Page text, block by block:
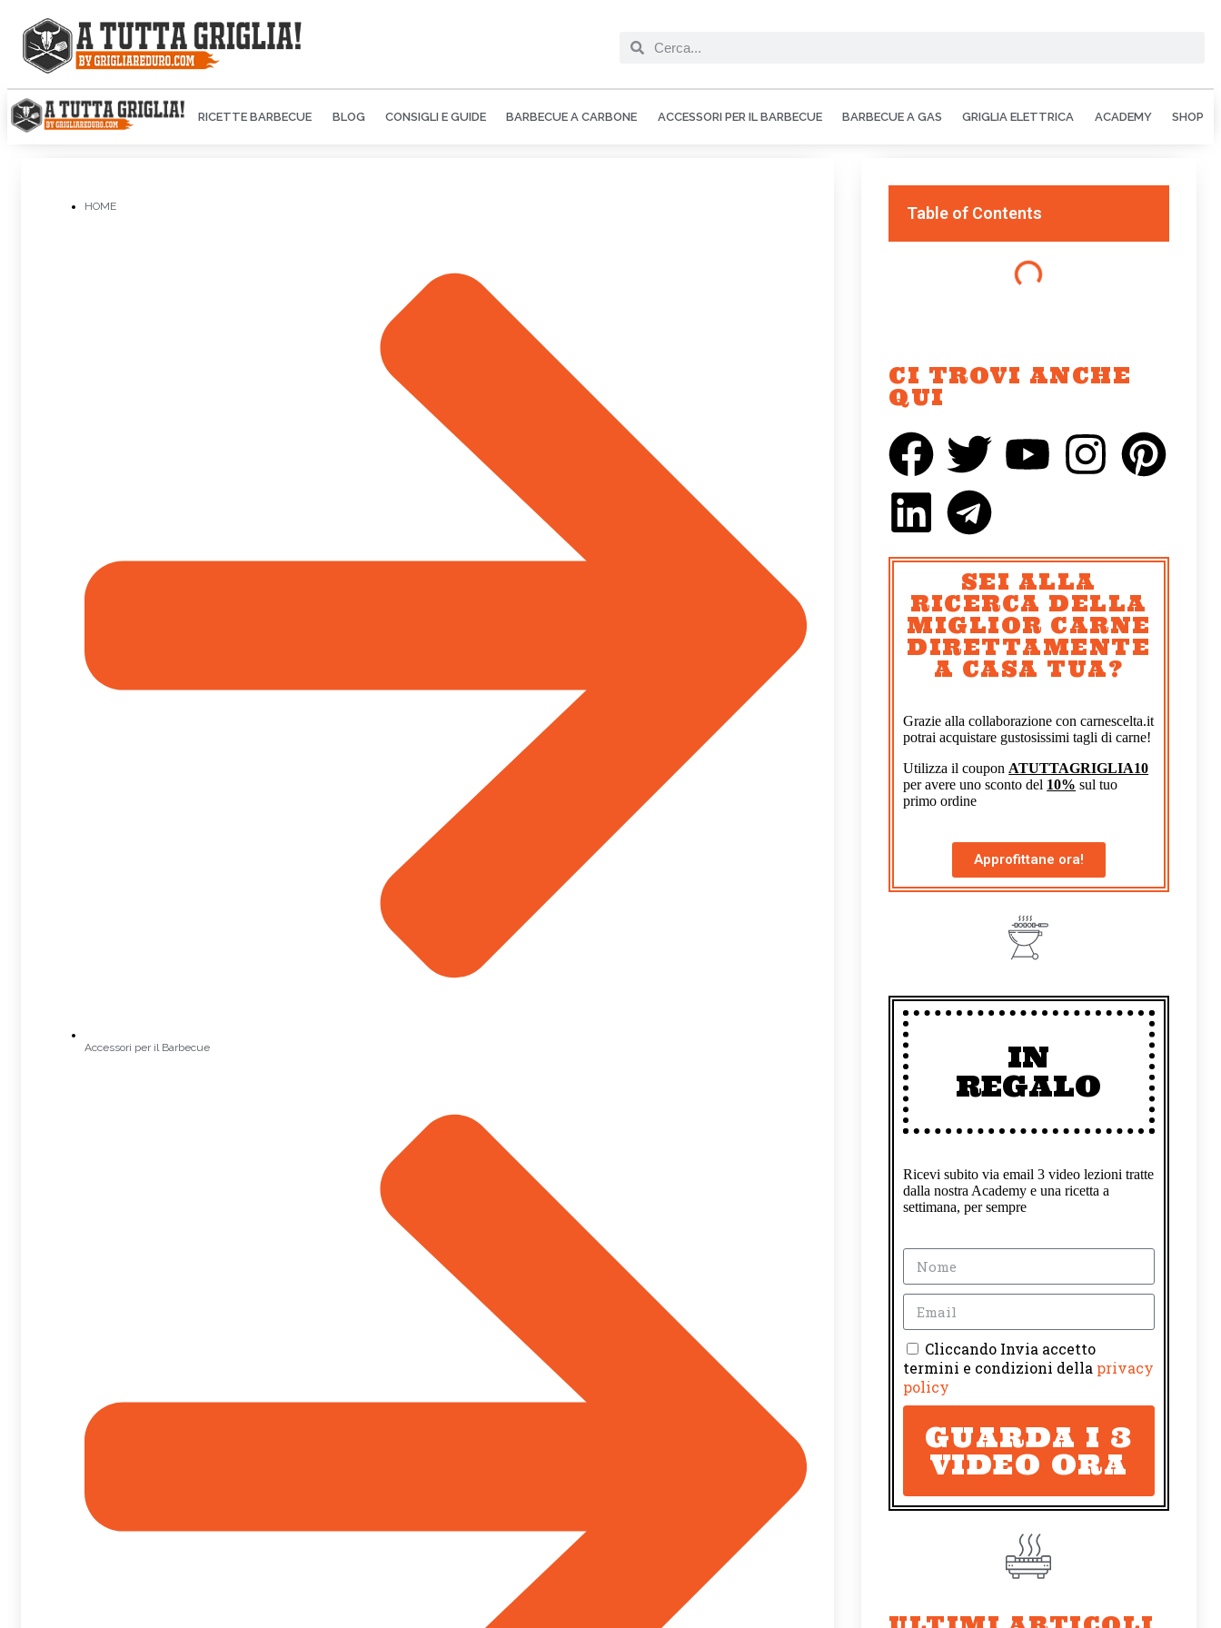
RICETTE BARBECUE BLOG CONSIGLI E GUIDE BARBECUE A CARBONE ACCESSORI PER IL BARBECUE BARBECUE A GAS GRIGLIA ELETTRICA ACADEMY SHOP
HOME
Accessori per il Barbecue
Table of Contents
CI TROVI ANCHE
QUI
SEI ALLA
RICERCA DELLA
MIGLIOR CARNE
DIRETTAMENTE
A CASA TUA?
Grazie alla collaborazione con carnescelta.it
potrai acquistare gustosissimi tagli di carne!
Utilizza il coupon ATUTTAGRIGLIA10
per avere uno sconto del 10% sul tuo
primo ordine
Approfittane ora!
IN
REGALO
Ricevi subito via email 3 video lezioni tratte
dalla nostra Academy e una ricetta a
settimana, per sempre
Cliccando Invia accetto
termini e condizioni della privacy
policy
GUARDA I 3
VIDEO ORA